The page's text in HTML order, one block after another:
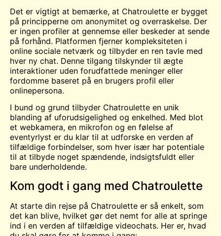
Det er vigtigt at bemærke, at Chatroulette er bygget
på principperne om anonymitet og overraskelse. Der
er ingen profiler at gennemse eller beskeder at sende
på forhånd. Platformen fjerner kompleksiteten i
online sociale netværk og tilbyder en ren tavle med
hver ny chat. Denne tilgang tilskynder til ægte
interaktioner uden forudfattede meninger eller
fordomme baseret på en brugers profil eller
onlinepersona.
I bund og grund tilbyder Chatroulette en unik
blanding af uforudsigelighed og enkelhed. Med blot
et webkamera, en mikrofon og en følelse af
eventyrlyst er du klar til at udforske en verden af
tilfældige forbindelser, som hver især har potentiale
til at tilbyde noget spændende, indsigtsfuldt eller
bare underholdende.
Kom godt i gang med Chatroulette
At starte din rejse på Chatroulette er så enkelt, som
det kan blive, hvilket gør det nemt for alle at springe
ind i en verden af tilfældige videochats. Her er, hvad